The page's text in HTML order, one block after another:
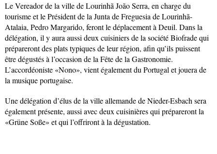
Le Vereador de la ville de Lourinhã João Serra, en charge du
tourisme et le Président de la Junta de Freguesia de Lourinhã-
Atalaia, Pedro Margarido, feront le déplacement à Deuil. Dans la
délégation, il y aura aussi deux cuisiniers de la société Biofrade qui
prépareront des plats typiques de leur région, afin qu’ils puissent
être dégustés à l’occasion de la Fête de la Gastronomie.
L’accordéoniste «Nono», vient également du Portugal et jouera de
la musique portugaise.
Une délégation d’élus de la ville allemande de Nieder-Esbach sera
également présente, aussi avec deux cuisinières qui prépareront la
«Grüne Soße» et qui l’offriront à la dégustation.